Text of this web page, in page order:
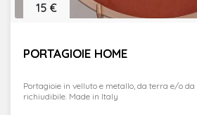
PORTAGIOIE HOME
15 €
Portagioie in velluto e metallo, da terra e/o
richiudibile. Made in Italy